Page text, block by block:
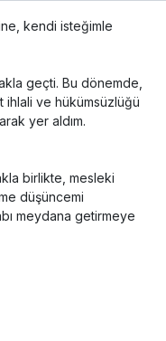
kendi isteğimle
geçti. Bu dönemde,
ihlali ve hükümsüzlüğü
yer aldım.
birlikte, mesleki
düşüncemi
meydana getirmeye